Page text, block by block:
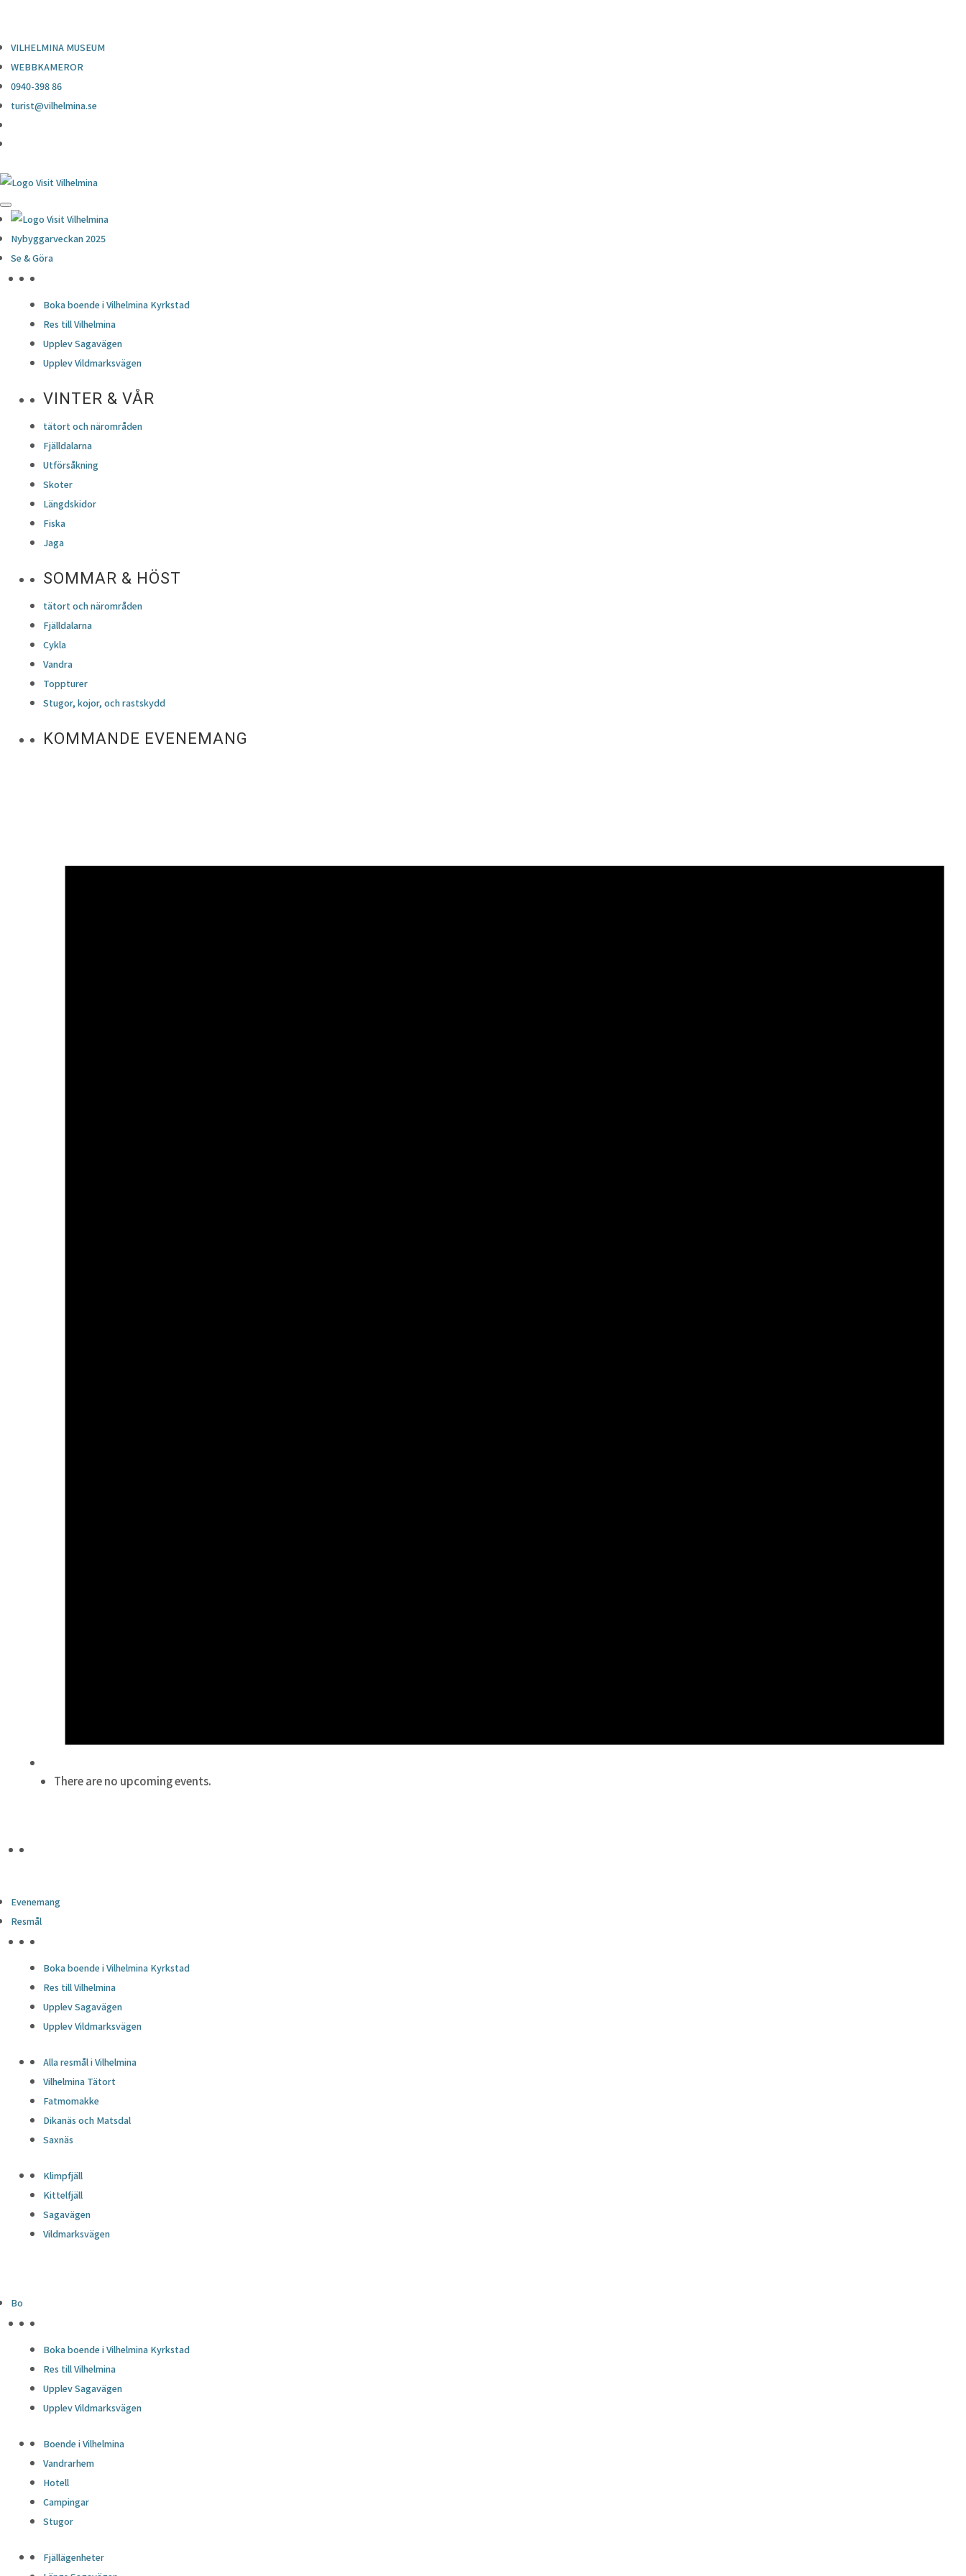
VILHELMINA MUSEUM
WEBBKAMEROR
0940-398 86
turist@vilhelmina.se
Nybyggarveckan 2025
Se & Göra
Boka boende i Vilhelmina Kyrkstad
Res till Vilhelmina
Upplev Sagavägen
Upplev Vildmarksvägen
VINTER & VÅR
tätort och närområden
Fjälldalarna
Utförsåkning
Skoter
Längdskidor
Fiska
Jaga
SOMMAR & HÖST
tätort och närområden
Fjälldalarna
Cykla
Vandra
Toppturer
Stugor, kojor, och rastskydd
KOMMANDE EVENEMANG
There are no upcoming events.
Evenemang
Resmål
Boka boende i Vilhelmina Kyrkstad
Res till Vilhelmina
Upplev Sagavägen
Upplev Vildmarksvägen
Alla resmål i Vilhelmina
Vilhelmina Tätort
Fatmomakke
Dikanäs och Matsdal
Saxnäs
Klimpfjäll
Kittelfjäll
Sagavägen
Vildmarksvägen
Bo
Boka boende i Vilhelmina Kyrkstad
Res till Vilhelmina
Upplev Sagavägen
Upplev Vildmarksvägen
Boende i Vilhelmina
Vandrarhem
Hotell
Campingar
Stugor
Fjällägenheter